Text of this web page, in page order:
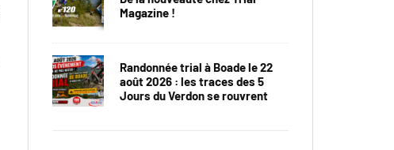
Magazine !
Randonnée trial à Boade le 22
août 2026 : les traces des 5
Jours du Verdon se rouvrent